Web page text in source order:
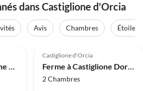
dans Castiglione d'Orcia
Avis Chambres
Étoiles
Ferme Gîte en Toscane avec patio
Castiglione d'Orcia
Ferme à Castiglione Dorcia
2 Chambres